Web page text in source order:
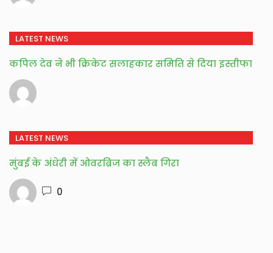
LATEST NEWS
कपिल देव ने भी क्रिकेट सलाहकार समिति से दिया इस्तीफा
LATEST NEWS
मुंबई के अंधेरी में ओवरब्रिज का स्लैब गिरा
0